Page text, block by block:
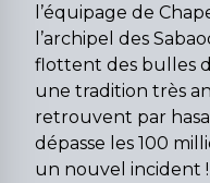
l’équipage de
l’archipel des
flottent des bulles
une tradition très
retrouvent par
dépasse les 100
un nouvel incident